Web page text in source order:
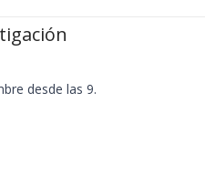
desde las 9.